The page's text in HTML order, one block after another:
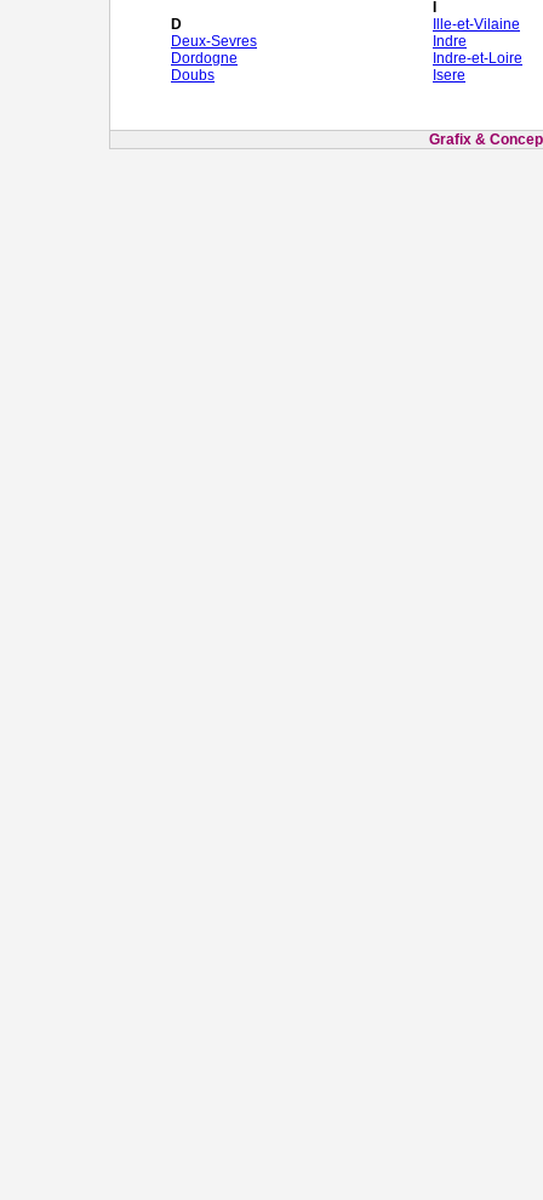
D
Deux-Sevres
Dordogne
Doubs
Ille-et-Vilaine
Indre
Indre-et-Loire
Isere
Grafix &